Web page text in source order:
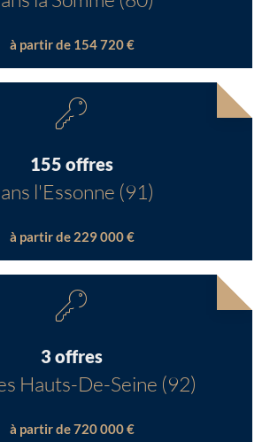
à partir de 154 720 €
155 offres
l'Essonne (91)
à partir de 229 000 €
3 offres
Hauts-De-Seine (92)
à partir de 720 000 €